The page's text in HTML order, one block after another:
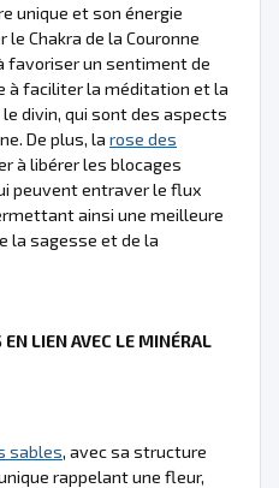
unique et son énergie
Chakra de la Couronne
favoriser un sentiment de
à faciliter la méditation et la
divin, qui sont des aspects
De plus, la rose des
à libérer les blocages
peuvent entraver le flux
ainsi une meilleure
la sagesse et de la
LIEN AVEC LE MINÉRAL
sables, avec sa structure
rappelant une fleur,